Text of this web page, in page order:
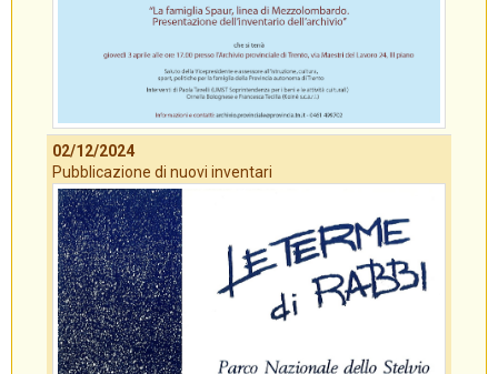
02/12/2024
Pubblicazione di nuovi inventari